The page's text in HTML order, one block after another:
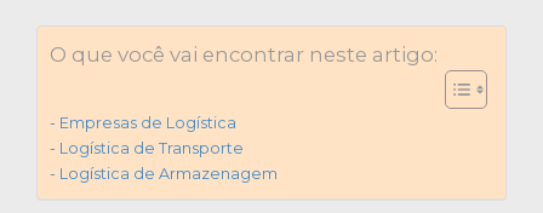
O que você vai encontrar neste artigo:
Empresas de Logística
Logística de Transporte
Logística de Armazenagem